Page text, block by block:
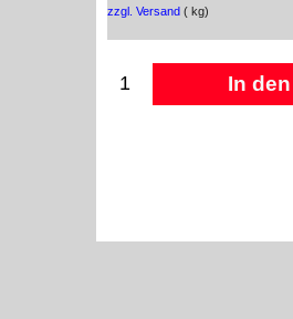
zzgl. Versand kg
In